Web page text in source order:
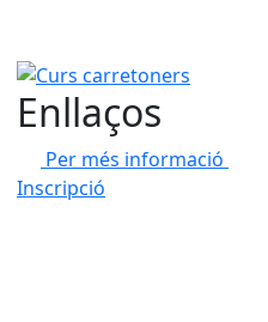
Curs carretoners
Enllaços
Per més informació
Inscripció